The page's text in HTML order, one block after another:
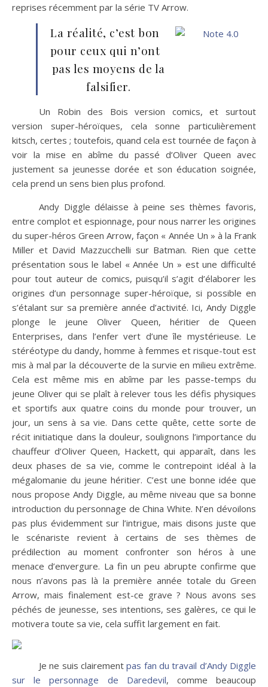
reprises récemment par la série TV Arrow.
La réalité, c’est bon
pour ceux qui n’ont
pas les moyens de la
falsifier.
Un Robin des Bois version comics, et surtout
version super-héroïques, cela sonne particulièrement
kitsch, certes ; toutefois, quand cela est tournée de façon à
voir la mise en abîme du passé d’Oliver Queen avec
justement sa jeunesse dorée et son éducation soignée,
cela prend un sens bien plus profond.
Andy Diggle délaisse à peine ses thèmes favoris,
entre complot et espionnage, pour nous narrer les origines
du super-héros Green Arrow, façon « Année Un » à la Frank
Miller et David Mazzucchelli sur Batman. Rien que cette
présentation sous le label « Année Un » est une difficulté
pour tout auteur de comics, puisqu’il s’agit d’élaborer les
origines d’un personnage super-héroïque, si possible en
s’étalant sur sa première année d’activité. Ici, Andy Diggle
plonge le jeune Oliver Queen, héritier de Queen
Enterprises, dans l’enfer vert d’une île mystérieuse. Le
stéréotype du dandy, homme à femmes et risque-tout est
mis à mal par la découverte de la survie en milieu extrême.
Cela est même mis en abîme par les passe-temps du
jeune Oliver qui se plaît à relever tous les défis physiques
et sportifs aux quatre coins du monde pour trouver, un
jour, un sens à sa vie. Dans cette quête, cette sorte de
récit initiatique dans la douleur, soulignons l’importance du
chauffeur d’Oliver Queen, Hackett, qui apparaît, dans les
deux phases de sa vie, comme le contrepoint idéal à la
mégalomanie du jeune héritier. C’est une bonne idée que
nous propose Andy Diggle, au même niveau que sa bonne
introduction du personnage de China White. N’en dévoilons
pas plus évidemment sur l’intrigue, mais disons juste que
le scénariste revient à certains de ses thèmes de
prédilection au moment confronter son héros à une
menace d’envergure. La fin un peu abrupte confirme que
nous n’avons pas là la première année totale du Green
Arrow, mais finalement est-ce grave ? Nous avons ses
péchés de jeunesse, ses intentions, ses galères, ce qui le
motivera toute sa vie, cela suffit largement en fait.
Je ne suis clairementpas fan du travail d’Andy Diggle
sur le personnage de Daredevil, comme beaucoup